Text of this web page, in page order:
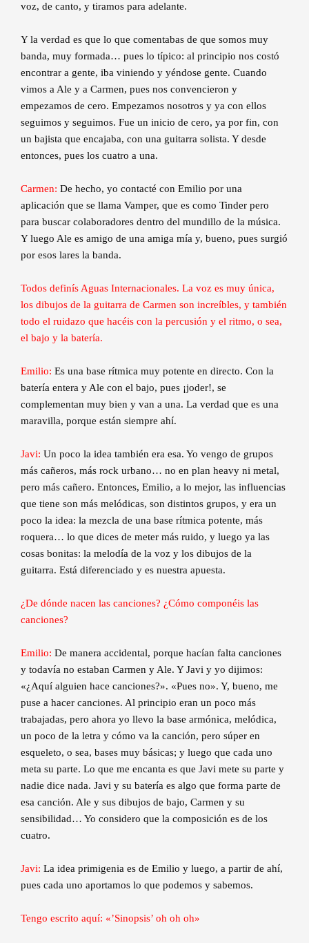
voz, de canto, y tiramos para adelante.
Y la verdad es que lo que comentabas de que somos muy
banda, muy formada… pues lo típico: al principio nos costó
encontrar a gente, iba viniendo y yéndose gente. Cuando
vimos a Ale y a Carmen, pues nos convencieron y
empezamos de cero. Empezamos nosotros y ya con ellos
seguimos y seguimos. Fue un inicio de cero, ya por fin, con
un bajista que encajaba, con una guitarra solista. Y desde
entonces, pues los cuatro a una.
Carmen: De hecho, yo contacté con Emilio por una
aplicación que se llama Vamper, que es como Tinder pero
para buscar colaboradores dentro del mundillo de la música.
Y luego Ale es amigo de una amiga mía y, bueno, pues surgió
por esos lares la banda.
Todos definís Aguas Internacionales. La voz es muy única,
los dibujos de la guitarra de Carmen son increíbles, y también
todo el ruidazo que hacéis con la percusión y el ritmo, o sea,
el bajo y la batería.
Emilio: Es una base rítmica muy potente en directo. Con la
batería entera y Ale con el bajo, pues ¡joder!, se
complementan muy bien y van a una. La verdad que es una
maravilla, porque están siempre ahí.
Javi: Un poco la idea también era esa. Yo vengo de grupos
más cañeros, más rock urbano… no en plan heavy ni metal,
pero más cañero. Entonces, Emilio, a lo mejor, las influencias
que tiene son más melódicas, son distintos grupos, y era un
poco la idea: la mezcla de una base rítmica potente, más
roquera… lo que dices de meter más ruido, y luego ya las
cosas bonitas: la melodía de la voz y los dibujos de la
guitarra. Está diferenciado y es nuestra apuesta.
¿De dónde nacen las canciones? ¿Cómo componéis las
canciones?
Emilio: De manera accidental, porque hacían falta canciones
y todavía no estaban Carmen y Ale. Y Javi y yo dijimos:
«¿Aquí alguien hace canciones?». «Pues no». Y, bueno, me
puse a hacer canciones. Al principio eran un poco más
trabajadas, pero ahora yo llevo la base armónica, melódica,
un poco de la letra y cómo va la canción, pero súper en
esqueleto, o sea, bases muy básicas; y luego que cada uno
meta su parte. Lo que me encanta es que Javi mete su parte y
nadie dice nada. Javi y su batería es algo que forma parte de
esa canción. Ale y sus dibujos de bajo, Carmen y su
sensibilidad… Yo considero que la composición es de los
cuatro.
Javi: La idea primigenia es de Emilio y luego, a partir de ahí,
pues cada uno aportamos lo que podemos y sabemos.
Tengo escrito aquí: «’Sinopsis’ oh oh oh»